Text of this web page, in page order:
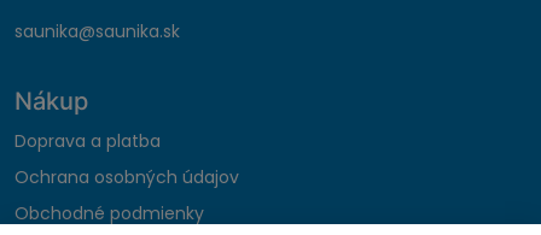
saunika@saunika.sk
Nákup
Doprava a platba
Ochrana osobných údajov
Obchodné podmienky